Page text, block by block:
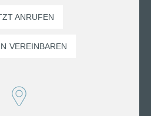
ANRUFEN
VEREINBAREN